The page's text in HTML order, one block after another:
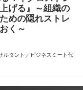
げる』～組織の
めの隠れストレ
く～
ルタント／ビジネスミート代